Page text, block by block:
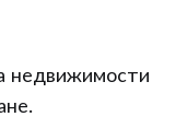
недвижимости